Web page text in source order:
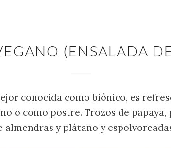
(ENSALADA
conocida como biónico, es
o como postre. Trozos de papaya,
almendras y plátano y